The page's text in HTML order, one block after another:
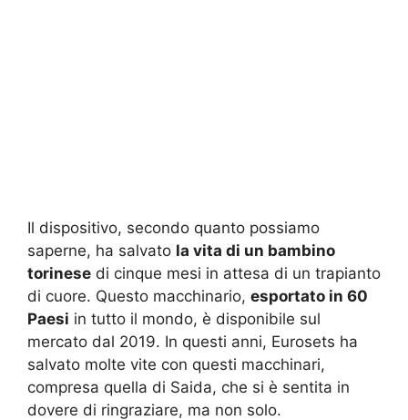
Il dispositivo, secondo quanto possiamo
saperne, ha salvato la vita di un bambino
torinese di cinque mesi in attesa di un trapianto
di cuore. Questo macchinario, esportato in 60
Paesi in tutto il mondo, è disponibile sul
mercato dal 2019. In questi anni, Eurosets ha
salvato molte vite con questi macchinari,
compresa quella di Saida, che si è sentita in
dovere di ringraziare, ma non solo.